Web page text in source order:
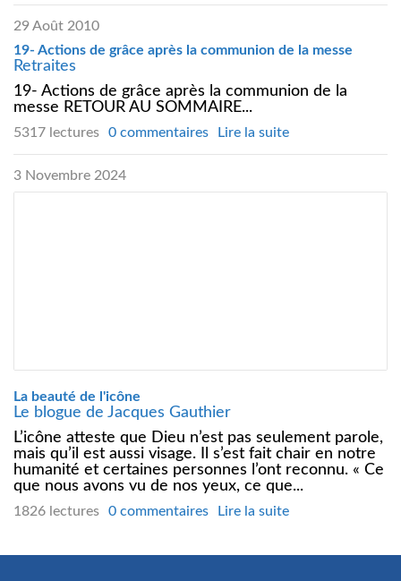
29 Août 2010
19- Actions de grâce après la communion de la messe
Retraites
19- Actions de grâce après la communion de la
messe RETOUR AU SOMMAIRE...
5317 lectures 0 commentaires Lire la suite
3 Novembre 2024
La beauté de l'icône
Le blogue de Jacques Gauthier
L’icône atteste que Dieu n’est pas seulement parole,
mais qu’il est aussi visage. Il s’est fait chair en notre
humanité et certaines personnes l’ont reconnu. « Ce
que nous avons vu de nos yeux, ce que...
1826 lectures 0 commentaires Lire la suite